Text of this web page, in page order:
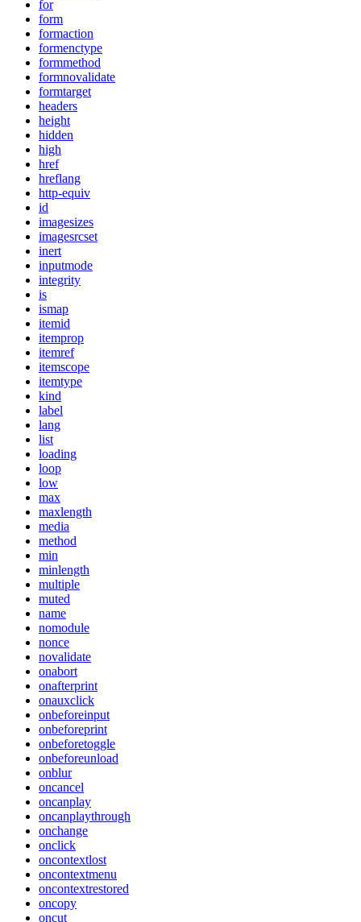
for
form
formaction
formenctype
formmethod
formnovalidate
formtarget
headers
height
hidden
high
href
hreflang
http-equiv
id
imagesizes
imagesrcset
inert
inputmode
integrity
is
ismap
itemid
itemprop
itemref
itemscope
itemtype
kind
label
lang
list
loading
loop
low
max
maxlength
media
method
min
minlength
multiple
muted
name
nomodule
nonce
novalidate
onabort
onafterprint
onauxclick
onbeforeinput
onbeforeprint
onbeforetoggle
onbeforeunload
onblur
oncancel
oncanplay
oncanplaythrough
onchange
onclick
oncontextlost
oncontextmenu
oncontextrestored
oncopy
oncut